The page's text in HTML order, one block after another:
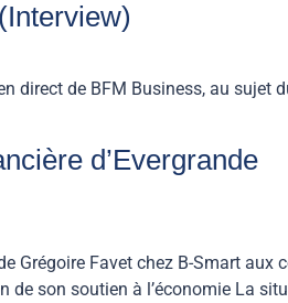
direct de BFM Business, au sujet
d’Evergrande
Grégoire Favet chez B-Smart aux
de son soutien à l’économie La